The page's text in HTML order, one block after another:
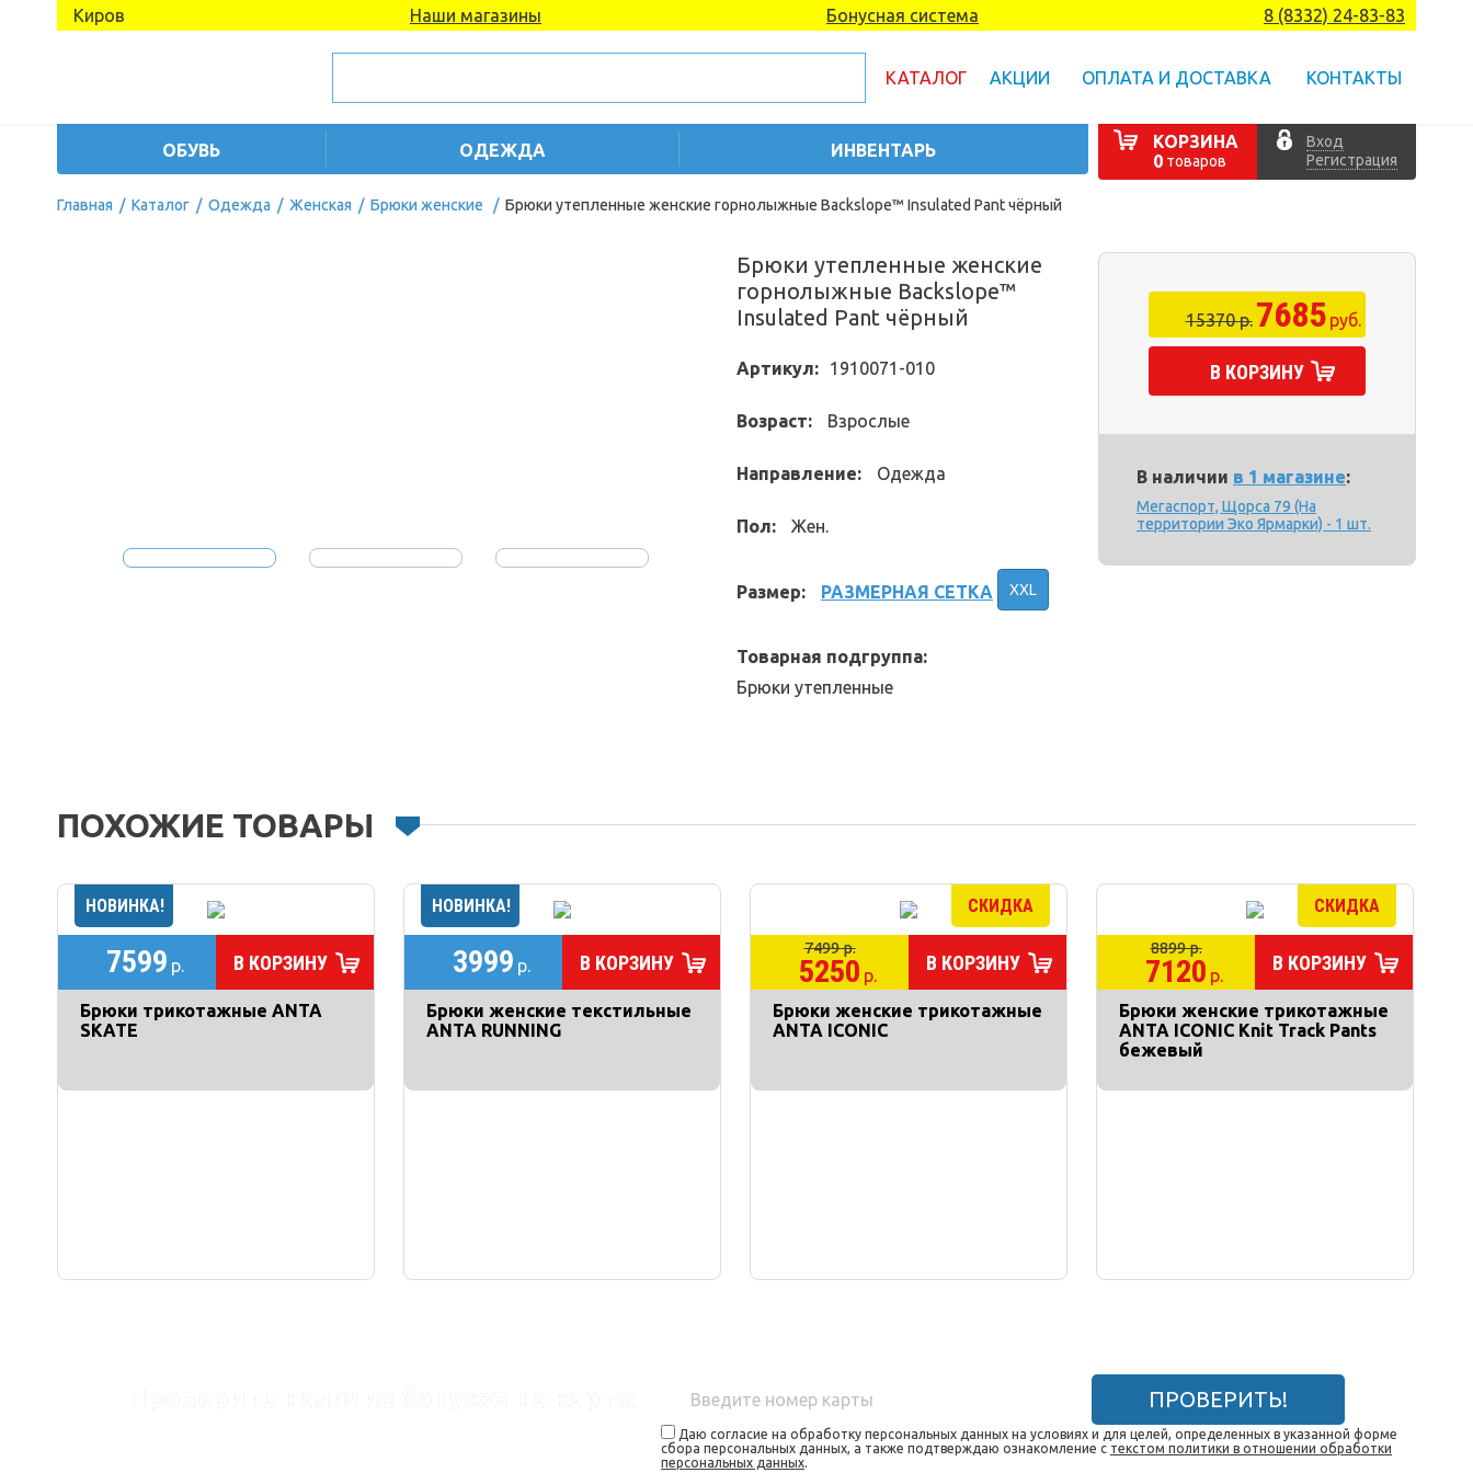
Киров Наши магазины Бонусная система 8 (8332) 24-83-83
КАТАЛОГ АКЦИИ ОПЛАТА И ДОСТАВКА КОНТАКТЫ
ОБУВЬ ОДЕЖДА ИНВЕНТАРЬ
КОРЗИНА
0 товаров
Вход
Регистрация
Главная / Каталог / Одежда / Женская / Брюки женские / Брюки утепленные женские горнолыжные Backslope™ Insulated Pant чёрный
Брюки утепленные женские
горнолыжные Backslope™
Insulated Pant чёрный
Артикул: 1910071-010
Возраст: Взрослые
Направление: Одежда
Пол: Жен.
Размер: РАЗМЕРНАЯ СЕТКА XXL
Товарная подгруппа:
Брюки утепленные
15370 р. 7685 руб.
В КОРЗИНУ
В наличии в 1 магазине:
Мегаспорт, Щорса 79 (На
территории Эко Ярмарки) - 1 шт.
ПОХОЖИЕ ТОВАРЫ
7599 р. В КОРЗИНУ
Брюки трикотажные ANTA
SKATE
3999 р. В КОРЗИНУ
Брюки женские текстильные
ANTA RUNNING
7499 р.
5250 р.
В КОРЗИНУ
Брюки женские трикотажные
ANTA ICONIC
8899 р.
7120 р.
В КОРЗИНУ
Брюки женские трикотажные
ANTA ICONIC Knit Track Pants
бежевый
ПРОВЕРИТЬ!
Даю согласие на обработку персональных данных на условиях и для целей, определенных в указанной форме
сбора персональных данных, а также подтверждаю ознакомление с текстом политики в отношении обработки
персональных данных.